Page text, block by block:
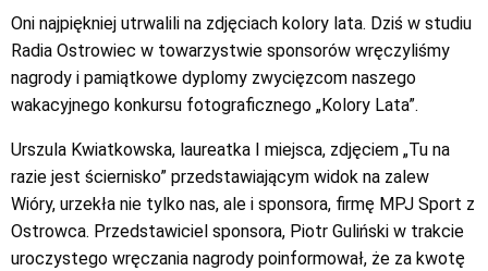
Oni najpiękniej utrwalili na zdjęciach kolory lata. Dziś w studiu
Radia Ostrowiec w towarzystwie sponsorów wręczyliśmy
nagrody i pamiątkowe dyplomy zwycięzcom naszego
wakacyjnego konkursu fotograficznego „Kolory Lata”.
Urszula Kwiatkowska, laureatka I miejsca, zdjęciem „Tu na
razie jest ściernisko” przedstawiającym widok na zalew
Wióry, urzekła nie tylko nas, ale i sponsora, firmę MPJ Sport z
Ostrowca. Przedstawiciel sponsora, Piotr Guliński w trakcie
uroczystego wręczania nagrody poinformował, że za kwotę